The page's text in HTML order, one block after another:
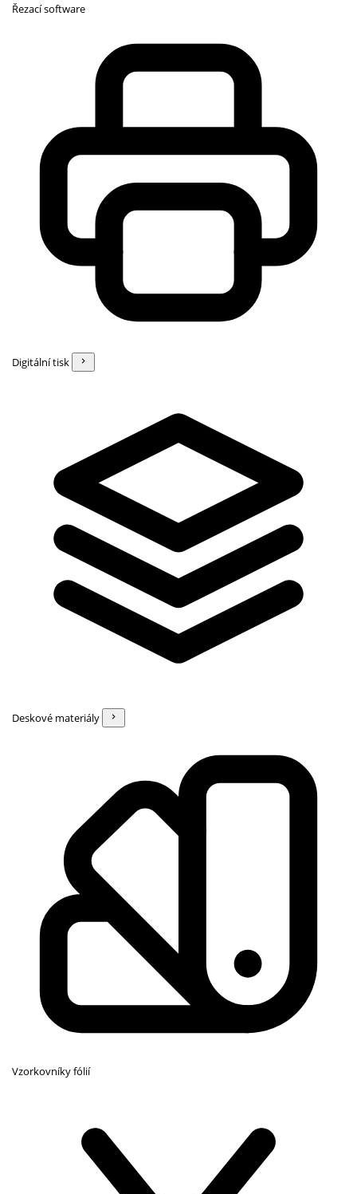
Řezací software
Digitální tisk
Deskové materiály
Vzorkovníky fólií